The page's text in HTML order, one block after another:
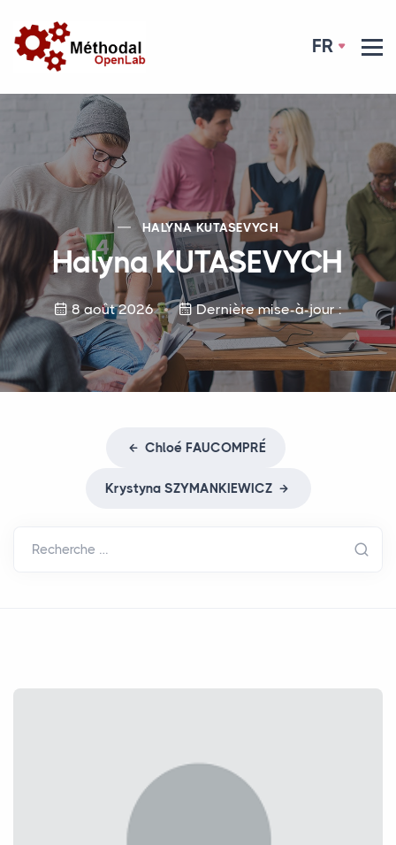
FR
HALYNAKUTASEVYCH
HalynaKUTASEVYCH
8 août 2026 Dernière mise-à-jour :
Chloé FAUCOMPRÉ
Krystyna SZYMANKIEWICZ
Recherche …